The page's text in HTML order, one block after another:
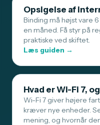
Opsigelse af
Binding må højst vare
en måned. Få styr på
praktiske ved skiftet.
Læs guiden →
Hvad er Wi-Fi 7,
Wi-Fi 7 giver højere
kræver nye enheder.
mening, og hvornår